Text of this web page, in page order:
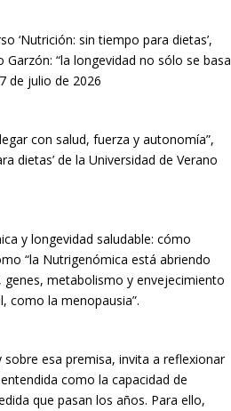
sin tiempo para dietas’,
“la longevidad no sólo se basa
de julio de 2026
con salud, fuerza y autonomía”,
dietas’ de la Universidad de Verano
y longevidad saludable: cómo
“la Nutrigenómica está abriendo
metabolismo y envejecimiento
como la menopausia”.
sobre esa premisa, invita a reflexionar
como la capacidad de
que pasan los años. Para ello,